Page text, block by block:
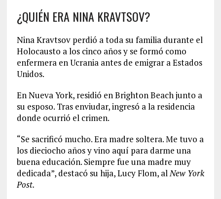
¿QUIÉN ERA NINA KRAVTSOV?
Nina Kravtsov perdió a toda su familia durante el
Holocausto a los cinco años y se formó como
enfermera en Ucrania antes de emigrar a Estados
Unidos.
En Nueva York, residió en Brighton Beach junto a
su esposo. Tras enviudar, ingresó a la residencia
donde ocurrió el crimen.
“Se sacrificó mucho. Era madre soltera. Me tuvo a
los dieciocho años y vino aquí para darme una
buena educación. Siempre fue una madre muy
dedicada”, destacó su hija, Lucy Flom, alNew York
Post.